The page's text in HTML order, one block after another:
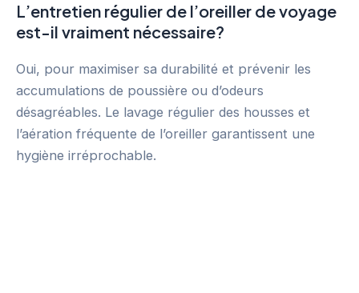
L’entretien régulier de l’oreiller de voyage
est-il vraiment nécessaire?
Oui, pour maximiser sa durabilité et prévenir les
accumulations de poussière ou d’odeurs
désagréables. Le lavage régulier des housses et
l’aération fréquente de l’oreiller garantissent une
hygiène irréprochable.